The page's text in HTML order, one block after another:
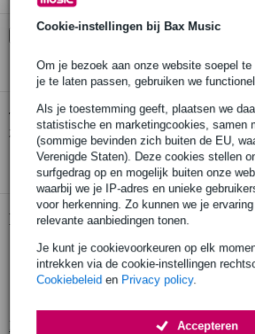
Cookie-instellingen bij Bax Music
Om je bezoek aan onze website soepel
je te laten passen, gebruiken we
Als je toestemming geeft, plaatsen we
statistische en marketingcookies, samen
(sommige bevinden zich buiten de EU,
Verenigde Staten). Deze cookies stellen
surfgedrag op en mogelijk buiten onze
waarbij we je IP-adres en unieke
voor herkenning. Zo kunnen we je
relevante aanbiedingen tonen.
Je kunt je cookievoorkeuren op elk
intrekken via de cookie-instellingen
Cookiebeleid en Privacy policy.
Accepteren
Kies nu voor 2 jaar extra Bax
€ 10,55 eenmalig
Twijfel je of deSennheiser E 865
zangmicrofoon bij je past? Doe de
Start de check
Productinformatie
condensator zangmicrofoon
stevige metalen behuizing
Bekijk alle productspecificaties